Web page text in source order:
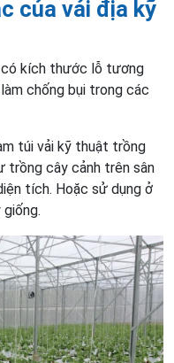
của vải địa kỹ
có kích thước lỗ tương
chống bụi trong các
túi vải kỹ thuật trồng
trồng cây cảnh trên sân
tích. Hoặc sử dụng ở